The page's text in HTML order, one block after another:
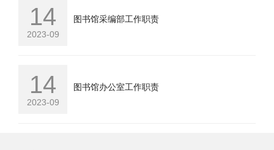
14
2023-09
图书馆采编部工作职责
14
2023-09
图书馆办公室工作职责